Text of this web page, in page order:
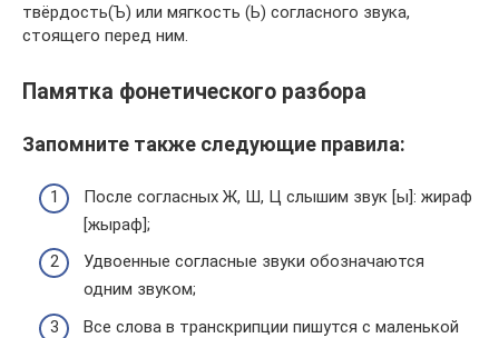
твёрдость(Ъ) или мягкость (Ь) согласного звука,
стоящего перед ним.
Памятка фонетического разбора
Запомните также следующие правила:
После согласных Ж, Ш, Ц слышим звук [ы]: жираф
[жыраф];
Удвоенные согласные звуки обозначаются
одним звуком;
Все слова в транскрипции пишутся с маленькой